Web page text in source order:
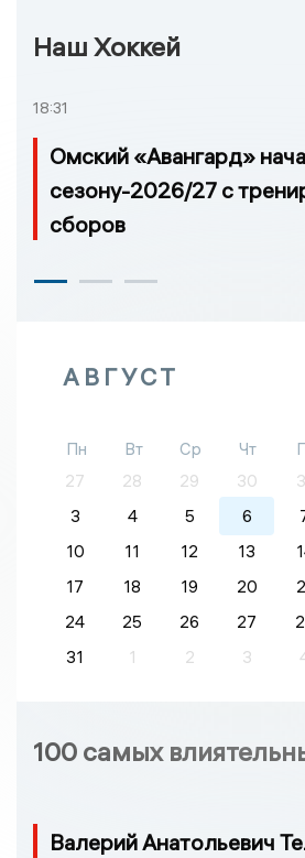
Наш Хоккей
18:31
Омский «Авангард»
сезону-2026/27 с
сборов
АВГУСТ
Пн Вт Ср Чт
27
28 29 30
3
4 5 6
10
11 12 13
17
18 19 20
24
25 26 27
31
1 2 3
100 самых
Валерий Анатольевич